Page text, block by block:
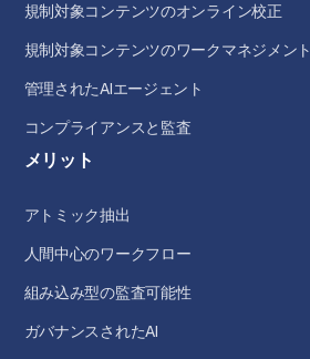
規制対象コンテンツのオンライン校正
規制対象コンテンツのワークマネジメント
管理されたAIエージェント
コンプライアンスと監査
メリット
アトミック抽出
人間中心のワークフロー
組み込み型の監査可能性
ガバナンスされたAI